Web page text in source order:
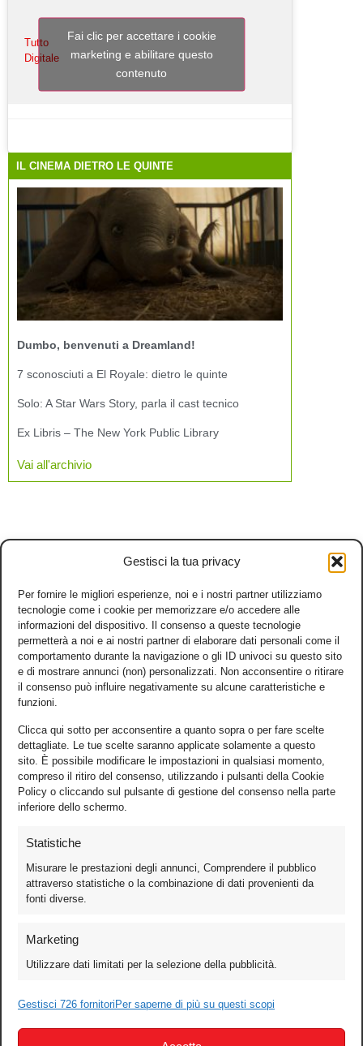
Gestisci la tua privacy
Per fornire le migliori esperienze, noi e i nostri partner utilizziamo
tecnologie come i cookie per memorizzare e/o accedere alle
informazioni del dispositivo. Il consenso a queste tecnologie
permetterà a noi e ai nostri partner di elaborare dati personali come il
comportamento durante la navigazione o gli ID univoci su questo sito
e di mostrare annunci (non) personalizzati. Non acconsentire o ritirare
il consenso può influire negativamente su alcune caratteristiche e
funzioni.
Clicca qui sotto per acconsentire a quanto sopra o per fare scelte
dettagliate. Le tue scelte saranno applicate solamente a questo
sito. È possibile modificare le impostazioni in qualsiasi momento,
compreso il ritiro del consenso, utilizzando i pulsanti della Cookie
Policy o cliccando sul pulsante di gestione del consenso nella parte
inferiore dello schermo.
Statistiche
Misurare le prestazioni degli annunci, Comprendere il pubblico
attraverso statistiche o la combinazione di dati provenienti da
fonti diverse.
Marketing
Utilizzare dati limitati per la selezione della pubblicità.
Gestisci 726 fornitori Per saperne di più su questi scopi
Tutto
Digitale
Fai clic per accettare i cookie
marketing e abilitare questo
contenuto
IL CINEMA DIETRO LE QUINTE
Dumbo, benvenuti a Dreamland!
7 sconosciuti a El Royale: dietro le quinte
Solo: A Star Wars Story, parla il cast tecnico
Ex Libris – The New York Public Library
Vai all'archivio
Games
Test